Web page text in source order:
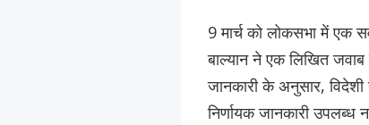
9 मार्च को लोकसभा में एक
बाल्यान ने एक लिखित
जानकारी के अनुसार,
निर्णायक जानकारी